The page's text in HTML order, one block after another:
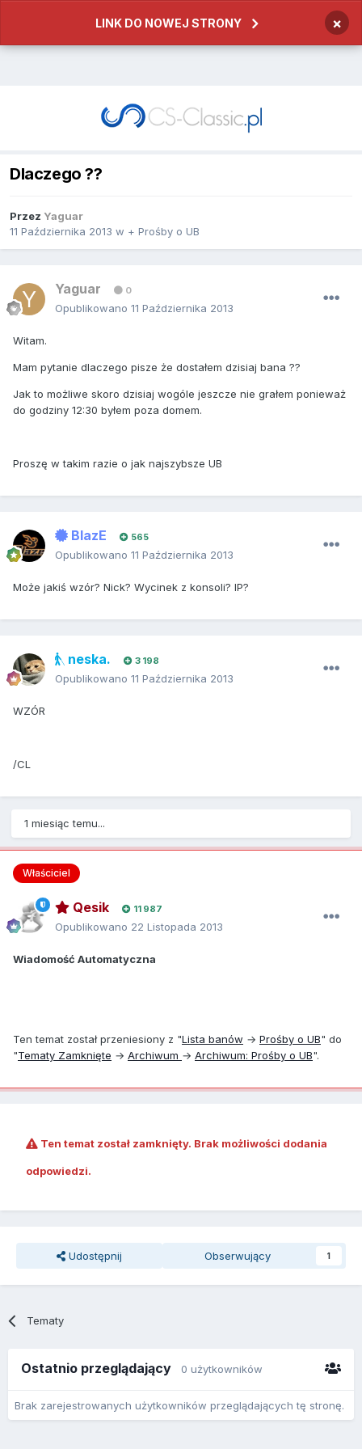
LINK DO NOWEJ STRONY ×
Dlaczego ??
Przez Yaguar
11 Października 2013 w + Prośby o UB
Yaguar 0
Opublikowano 11 Października 2013
Witam.
Mam pytanie dlaczego pisze że dostałem dzisiaj bana ??
Jak to możliwe skoro dzisiaj wogóle jeszcze nie grałem ponieważ
do godziny 12:30 byłem poza domem.
Proszę w takim razie o jak najszybsze UB
BlazE 565
Opublikowano 11 Października 2013
Może jakiś wzór? Nick? Wycinek z konsoli? IP?
neska. 3 198
Opublikowano 11 Października 2013
WZÓR
/CL
1 miesiąc temu...
Właściciel
Qesik 11 987
Opublikowano 22 Listopada 2013
Wiadomość Automatyczna
Ten temat został przeniesiony z "Lista banów → Prośby o UB" do
"Tematy Zamknięte → Archiwum → Archiwum: Prośby o UB".
Ten temat został zamknięty. Brak możliwości dodania
odpowiedzi.
Udostępnij Obserwujący 1
Tematy
Ostatnio przeglądający 0 użytkowników
Brak zarejestrowanych użytkowników przeglądających tę stronę.